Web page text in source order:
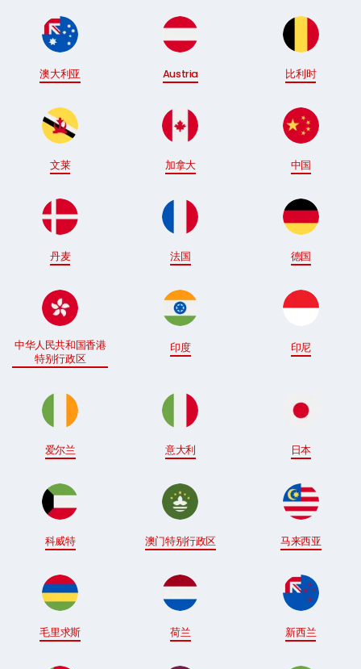
澳大利亚 Austria 比利时
文莱 加拿大 中国
丹麦 法国 德国
中华人民共和国香港
特别行政区
印度 印尼
爱尔兰 意大利 日本
科威特 澳门特别行政区 马来西亚
毛里求斯 荷兰 新西兰